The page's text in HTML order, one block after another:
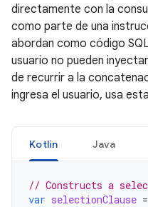
directamente con la
como parte de una
abordan como código
usuario no pueden
de recurrir a la
ingresa el usuario, usa
Kotlin Java
// Constructs a
var selectionClause =